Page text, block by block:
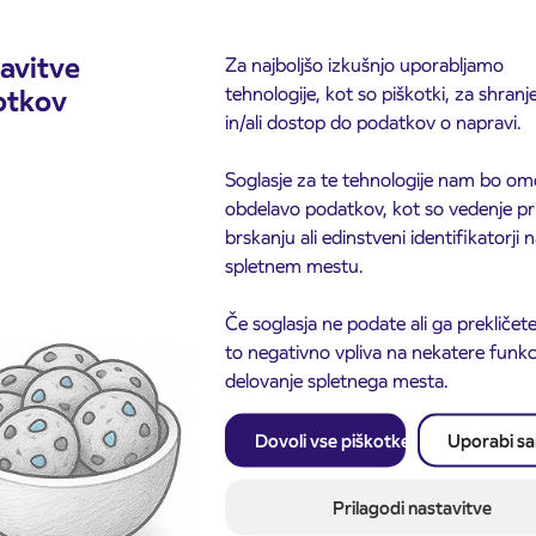
Za najboljšo izkušnjo uporabljamo
tehnologije, kot so piškotki, za
in/ali dostop do podatkov o napravi.
Soglasje za te tehnologije nam bo
obdelavo podatkov, kot so vedenje
brskanju ali edinstveni identifikatorji
spletnem mestu.
Če soglasja ne podate ali ga
to negativno vpliva na nekatere
delovanje spletnega mesta.
Dovoli vse piškotke Uporabi
Prilagodi nastavitve
2026 dijaških
IJPP
za šolsko leto
3. 8. 2026
Obvestilo o popolni
ceste ČEŠNJEVEK –